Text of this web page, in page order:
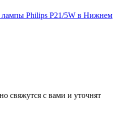
свяжутся с вами и уточнят